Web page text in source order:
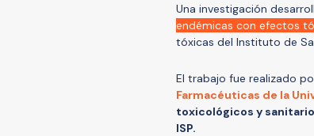
Una investigación
endémicas con efectos
tóxicas del Instituto de
El trabajo fue realizado
Farmacéuticas de la
toxicológicos y
ISP.